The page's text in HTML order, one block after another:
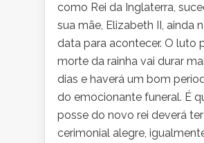
como Rei da Inglaterra,
sua mãe, Elizabeth II, ainda
data para acontecer. O luto
morte da rainha vai durar
dias e haverá um bom
do emocionante funeral. É
posse do novo rei deverá
cerimonial alegre,